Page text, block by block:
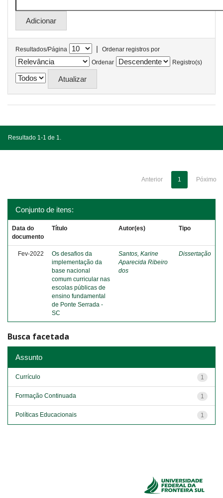
Resultados/Página |
Ordenar registros por
Ordenar
Registro(s)
Resultado 1-1 de 1.
Anterior 1 Póximo
Conjunto de itens:
Data do
documento
Título Autor(es) Tipo
Fev-2022
Os desafios da
implementação da
base nacional
comum curricular nas
escolas públicas de
ensino fundamental
de Ponte Serrada -
SC
Santos, Karine
Aparecida Ribeiro
dos
Dissertação
Busca facetada
Assunto
1
Currículo
1
Formação Continuada
1
Políticas Educacionais